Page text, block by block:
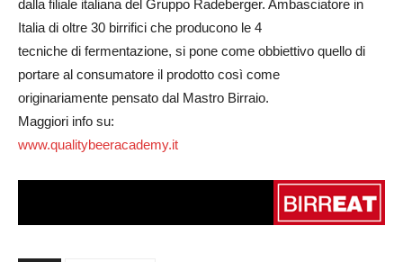
dalla filiale italiana del Gruppo Radeberger. Ambasciatore in
Italia di oltre 30 birrifici che producono le 4
tecniche di fermentazione, si pone come obbiettivo quello di
portare al consumatore il prodotto così come
originariamente pensato dal Mastro Birraio.
Maggiori info su:
www.qualitybeeracademy.it